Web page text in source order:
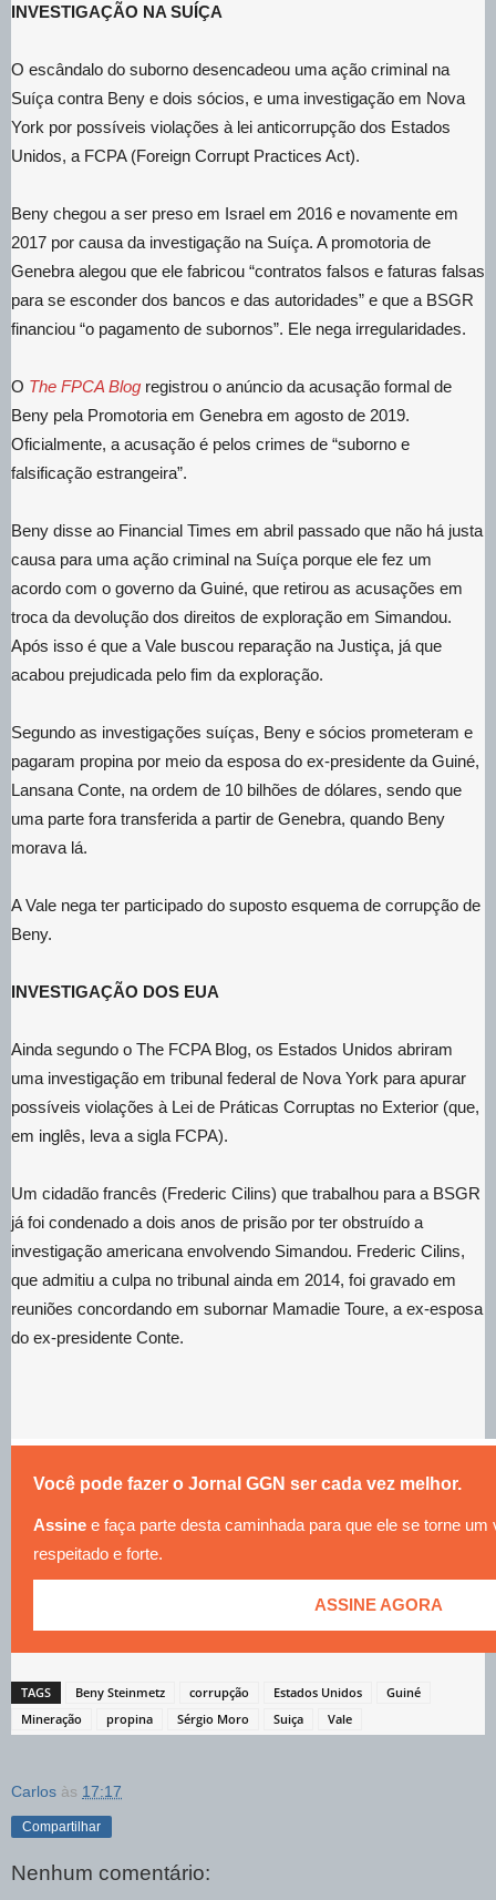
INVESTIGAÇÃO NA SUÍÇA
O escândalo do suborno desencadeou uma ação criminal na
Suíça contra Beny e dois sócios, e uma investigação em Nova
York por possíveis violações à lei anticorrupção dos Estados
Unidos, a FCPA (Foreign Corrupt Practices Act).
Beny chegou a ser preso em Israel em 2016 e novamente em
2017 por causa da investigação na Suíça. A promotoria de
Genebra alegou que ele fabricou “contratos falsos e faturas falsas
para se esconder dos bancos e das autoridades” e que a BSGR
financiou “o pagamento de subornos”. Ele nega irregularidades.
O The FPCA Blog registrou o anúncio da acusação formal de
Beny pela Promotoria em Genebra em agosto de 2019.
Oficialmente, a acusação é pelos crimes de “suborno e
falsificação estrangeira”.
Beny disse ao Financial Times em abril passado que não há justa
causa para uma ação criminal na Suíça porque ele fez um
acordo com o governo da Guiné, que retirou as acusações em
troca da devolução dos direitos de exploração em Simandou.
Após isso é que a Vale buscou reparação na Justiça, já que
acabou prejudicada pelo fim da exploração.
Segundo as investigações suíças, Beny e sócios prometeram e
pagaram propina por meio da esposa do ex-presidente da Guiné,
Lansana Conte, na ordem de 10 bilhões de dólares, sendo que
uma parte fora transferida a partir de Genebra, quando Beny
morava lá.
A Vale nega ter participado do suposto esquema de corrupção de
Beny.
INVESTIGAÇÃO DOS EUA
Ainda segundo o The FCPA Blog, os Estados Unidos abriram
uma investigação em tribunal federal de Nova York para apurar
possíveis violações à Lei de Práticas Corruptas no Exterior (que,
em inglês, leva a sigla FCPA).
Um cidadão francês (Frederic Cilins) que trabalhou para a BSGR
já foi condenado a dois anos de prisão por ter obstruído a
investigação americana envolvendo Simandou. Frederic Cilins,
que admitiu a culpa no tribunal ainda em 2014, foi gravado em
reuniões concordando em subornar Mamadie Toure, a ex-esposa
do ex-presidente Conte.
Você pode fazer o Jornal GGN ser cada vez melhor.
Assine e faça parte desta caminhada para que ele se torne
respeitado e forte.
ASSINE AGORA
TAGS Beny Steinmetz corrupção Estados Unidos
Guiné
Mineração
propina Sérgio Moro Suiça Vale
Carlos às 17:17
Compartilhar
Nenhum comentário: